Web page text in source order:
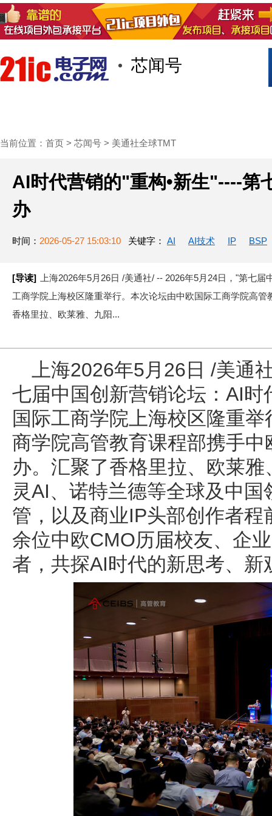
芯闻号
当前位置： 首页 > 芯闻号 > 美通社全球TMT
AI时代营销的"重构•新生"----第
办
时间： 2026-05-27 15:03:10 关键字： AI AI技术 IP BSP
[导读]
上海2026年5月26日 /美通社/ -- 2026年5月24日，"第七
工商学院上海校区隆重举行。本次论坛由中欧国际工商学院高
香格里拉、欧莱雅、九阳...
上海2026年5月26日 /美通
七届中国创新营销论坛：AI时
国际工商学院上海校区隆重
商学院高管教育课程部携手
办。汇聚了香格里拉、欧莱
灵AI、诺特兰德等全球及中
管，以及商业IP头部创作者
余位中欧CMO历届校友、企
者，共探AI时代的新思考、新